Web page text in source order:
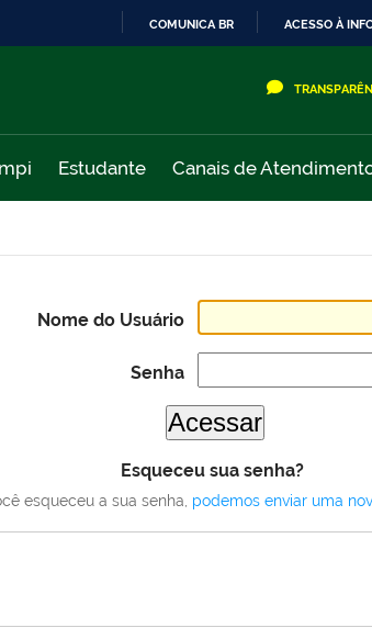
COMUNICA BR ACESSO À
Estudante Canais de
Nome do Usuário
Senha
Esqueceu sua senha?
esqueceu a sua senha, podemos enviar uma